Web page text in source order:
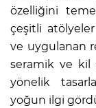
özelliğini
çeşitli
ve uygulanan
seramik ve kil
yönelik
yoğun ilgi